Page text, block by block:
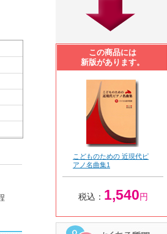
この商品には
新版があります。
こどものための 近現代ピ
アノ名曲集1
税込： 1,540円